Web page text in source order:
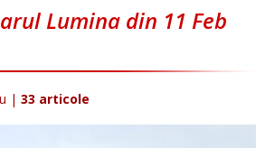
Lumina din 11 Feb
| 33 articole